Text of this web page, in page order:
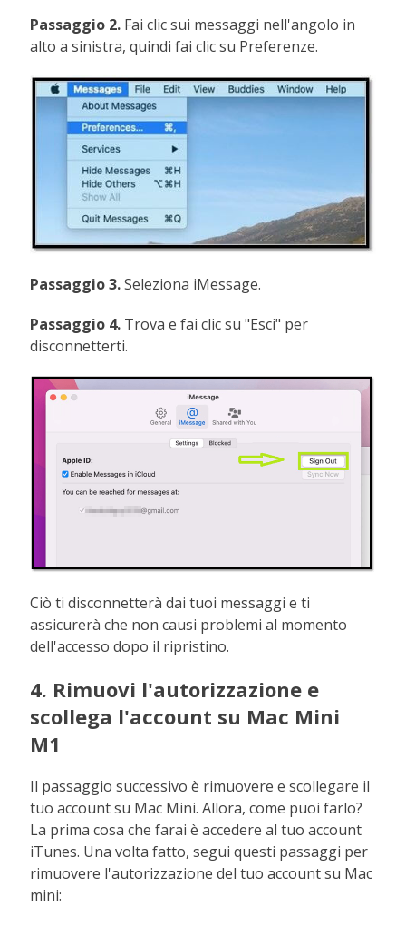
Passaggio 2. Fai clic sui messaggi nell'angolo in
alto a sinistra, quindi fai clic su Preferenze.
Passaggio 3.Seleziona iMessage.
Passaggio 4. Trova e fai clic su "Esci" per
disconnetterti.
Ciò ti disconnetterà dai tuoi messaggi e ti
assicurerà che non causi problemi al momento
dell'accesso dopo il ripristino.
4. Rimuovi l'autorizzazione e
scollega l'account su Mac Mini
M1
Il passaggio successivo è rimuovere e scollegare il
tuo account su Mac Mini. Allora, come puoi farlo?
La prima cosa che farai è accedere al tuo account
iTunes. Una volta fatto, segui questi passaggi per
rimuovere l'autorizzazione del tuo account su Mac
mini: